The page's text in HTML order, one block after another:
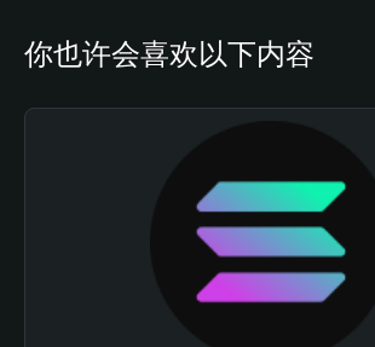
你也许会喜欢以下内容